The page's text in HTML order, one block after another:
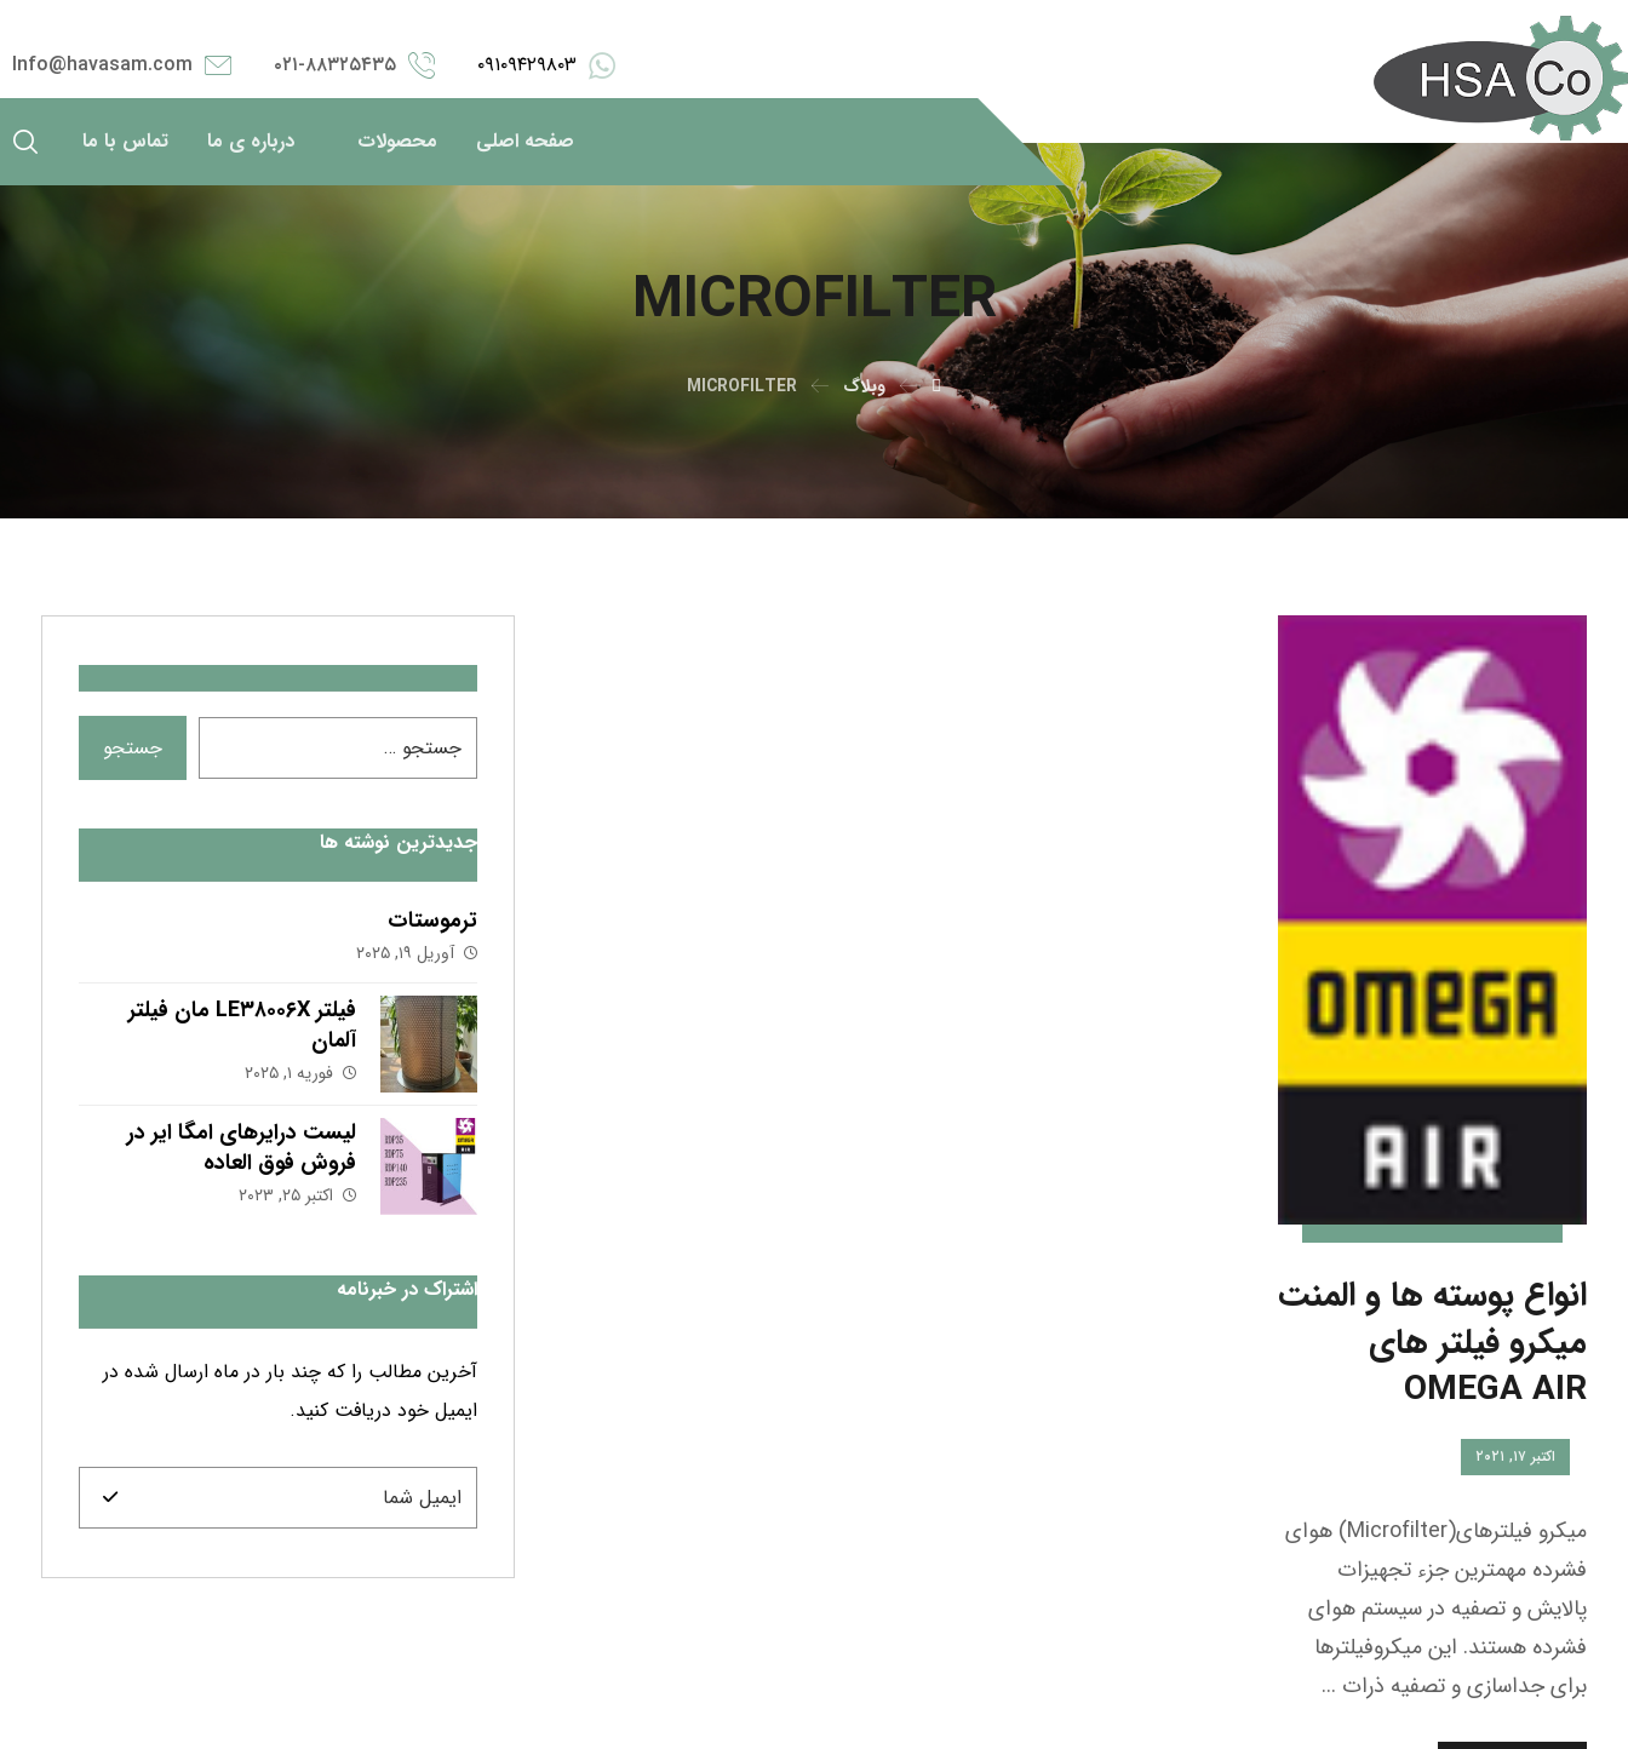
Info@havasam.com ۰۲۱-۸۸۳۲۵۴۳۵ ۰۹۱۰۹۴۲۹۸۰۳
صفحه اصلی محصولات درباره ی ما تماس با ما
MICROFILTER
وبلاگ MICROFILTER
انواع پوسته ها و المنت
میکرو فیلتر های
OMEGA AIR
اکتبر ۱۷, ۲۰۲۱
میکرو فیلترهای(Microfilter) هوای
فشرده مهمترین جزء تجهیزات
پالایش و تصفیه در سیستم هوای
فشرده هستند. این میکروفیلترها
برای جداسازی و تصفیه ذرات ...
جدیدترین نوشته ها
ترموستات
آوریل ۱۹, ۲۰۲۵
فیلتر LE۳۸۰۰۶X مان فیلتر
آلمان
فوریه ۱, ۲۰۲۵
لیست درایرهای امگا ایر در
فروش فوق العاده
اکتبر ۲۵, ۲۰۲۳
اشتراک در خبرنامه
آخرین مطالب را که چند بار در ماه ارسال شده در
ایمیل خود دریافت کنید.